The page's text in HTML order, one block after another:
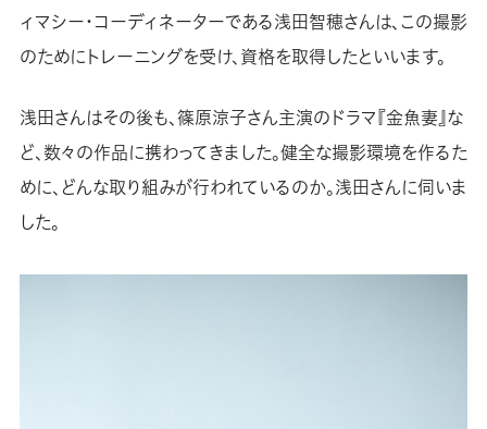
ィマシー・コーディネーターである浅田智穂さんは、この撮影
のためにトレーニングを受け、資格を取得したといいます。
浅田さんはその後も、篠原涼子さん主演のドラマ『金魚妻』な
ど、数々の作品に携わってきました。健全な撮影環境を作るた
めに、どんな取り組みが行われているのか。浅田さんに伺いま
した。